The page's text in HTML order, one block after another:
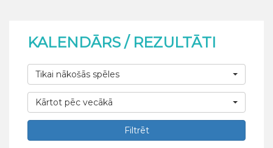
KALENDĀRS / REZULTĀTI
Tikai nākošās spēles
Kārtot pēc vecākā
Filtrēt